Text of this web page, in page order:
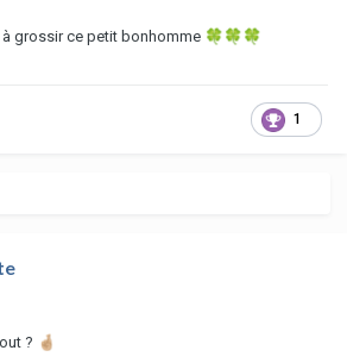
grossir ce petit bonhomme 🍀 🍀 🍀
1
? 🤞🏼